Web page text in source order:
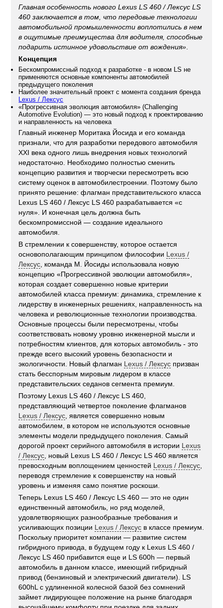
Главная особенность новогоLexus LS 460 / Лексус LS
460 заключается в том, что передовые технологии
автомобильной промышленности воплотились в нем
в ощутимые преимущества для водителя, способные
подарить истинное удовольствие от вождения»
Концепция
Бескомпромиссный подход к разработке - в новом LS не
применяются основные компоненты автомобилей
предыдущего поколения
Наиболее значительный проект с момента создания бренда
Lexus / Лексус
«Прогрессивная эволюция автомобиля» (Challenging
Automotive Evolution) — это новый подход к проектированию
и направленность на человека
Главный инженер Моритака Йосида и его команда
признали, что для разработки передового автомобиля
XXI века одного лишь внедрения новых технологий
недостаточно. Необходимо полностью сменить
концепцию развития и творчески пересмотреть всю
систему оценок в автомобилестроении. Поэтому было
принято решение: флагман представительского класса
Lexus LS 460 / Лексус LS 460 разрабатывается «с
нуля». И конечная цель должна быть
бескомпромиссной — создание идеального
автомобиля.
В стремлении к совершенству, которое остается
основополагающим принципом философии Lexus /
Лексус , команда М. Йосиды использовала новую
концепцию «Прогрессивной эволюции автомобиля»,
которая создает совершенно новые критерии
автомобилей класса премиум: динамика, стремление к
лидерству в инженерных решениях, направленность на
человека и революционные технологии производства.
Основные процессы были пересмотрены, чтобы
соответствовать новому уровню инженерной мысли и
потребностям клиентов, для которых автомобиль - это
прежде всего высокий уровень безопасности и
экологичности. Новый флагман Lexus / Лексус призван
стать бесспорным мировым лидером в классе
представительских седанов сегмента премиум.
Поэтому Lexus LS 460 / Лексус LS 460,
представляющий четвертое поколение флагманов
Lexus / Лексус , является совершенно новым
автомобилем, в котором не используются основные
элементы модели предыдущего поколения. Самый
дорогой проект серийного автомобиля в истории Lexus
/ Лексус , новый Lexus LS 460 / Лексус LS 460 является
превосходным воплощением ценностей Lexus / Лексус
переводя стремление к совершенству на новый
уровень и изменяя само понятие роскоши.
Теперь Lexus LS 460 / Лексус LS 460 — это не один
единственный автомобиль, но ряд моделей,
удовлетворяющих разнообразные требования и
усиливающих позиции Lexus / Лексус в классе премиум.
Поскольку приоритет компании — развитие систем
гибридного привода, в будущем году к Lexus LS 460 /
Лексус LS 460 прибавится еще и LS 600h — первый
автомобиль в данном классе, имеющий гибридный
привод (бензиновый и электрический двигатели). LS
600hL с удлиненной колесной базой без сомнений
займет лидирующее положение на рынке благодаря